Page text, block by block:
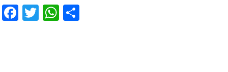
Facebook
TwitterWhatsApp